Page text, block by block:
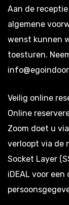
Aan de
algemene
wenst kunnen
toesturen.
Veilig online
Online
Zoom doet u
verloopt via de
Socket Layer
iDEAL voor